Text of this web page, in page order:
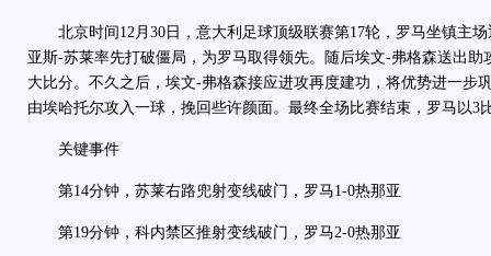
北京时间12月30日，意大利足球顶级联赛第17轮，罗马坐镇主场
亚斯-苏莱率先打破僵局，为罗马取得领先。随后埃文-弗格森送出助
大比分。不久之后，埃文-弗格森接应进攻再度建功，将优势进一步
由埃哈托尔攻入一球，挽回些许颜面。最终全场比赛结束，罗马以3
关键事件
第14分钟，苏莱右路兜射变线破门，罗马1-0热那亚
第19分钟，科内禁区推射变线破门，罗马2-0热那亚